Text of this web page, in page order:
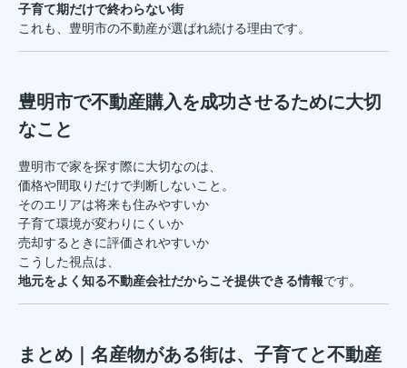
子育て期だけで終わらない街
これも、豊明市の不動産が選ばれ続ける理由です。
豊明市で不動産購入を成功させるために大切
なこと
豊明市で家を探す際に大切なのは、
価格や間取りだけで判断しないこと。
そのエリアは将来も住みやすいか
子育て環境が変わりにくいか
売却するときに評価されやすいか
こうした視点は、
地元をよく知る不動産会社だからこそ提供できる情報です。
まとめ｜名産物がある街は、子育てと不動産